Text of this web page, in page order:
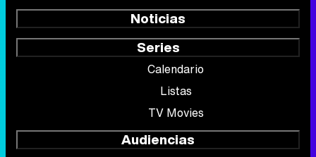
Noticias
Series
Calendario
Listas
TV Movies
Audiencias